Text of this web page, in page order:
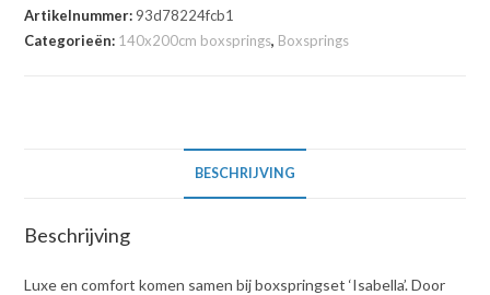
Artikelnummer: 93d78224fcb1
Categorieën: 140x200cm boxsprings, Boxsprings
BESCHRIJVING
Beschrijving
Luxe en comfort komen samen bij boxspringset ‘Isabella’. Door